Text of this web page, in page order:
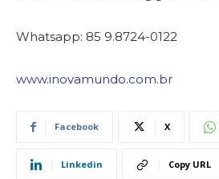
Whatsapp: 85 9.8724-0122
www.inovamundo.com.br
Facebook X
Linkedin Copy URL